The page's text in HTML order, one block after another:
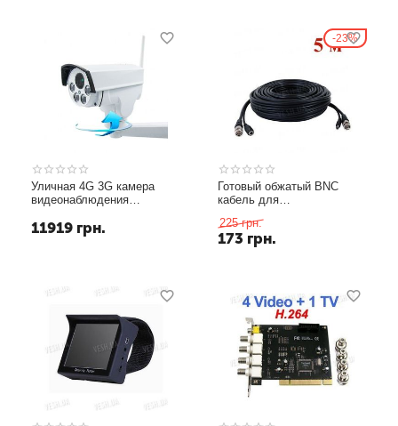
Уличная 4G 3G камера
видеонаблюдения
поворотная PTZ, 2 Мп,
FullHD 1080P
11919 грн.
23%
Готовый обжатый BNC
кабель для
питанием для соединения
камер с
225 грн.
173 грн.